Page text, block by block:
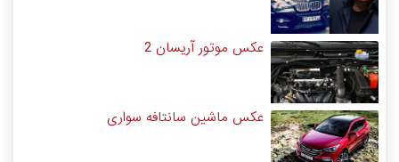
عکس موتور آریسان 2
عکس ماشین سانتافه سواری